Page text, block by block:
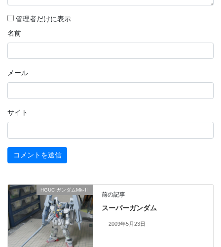
管理者だけに表示
名前
メール
サイト
HGUC ガンダムMk-Ⅱ
前の記事
スーパーガンダム
2009年5月23日